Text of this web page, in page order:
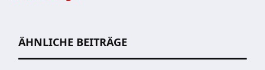
ÄHNLICHE BEITRÄGE